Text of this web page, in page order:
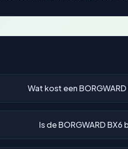
Wat kost een
Is de BORGWARD